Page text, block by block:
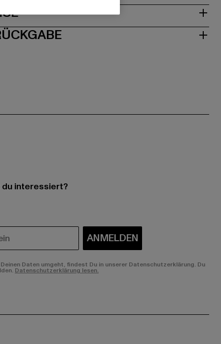
interessiert?
ANMELDEN
Daten umgeht, findest Du in unserer Datenschutzerklärung. Du
Datenschutzerklärung lesen.